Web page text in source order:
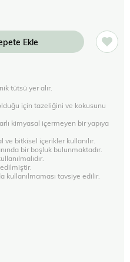
tütsü yer alır.
için tazeliğini ve kokusunu
kimyasal içermeyen bir yapıya
ve bitkisel içerikler kullanılır.
bir boşluk bulunmaktadır.
kullanılmaması tavsiye edilir.